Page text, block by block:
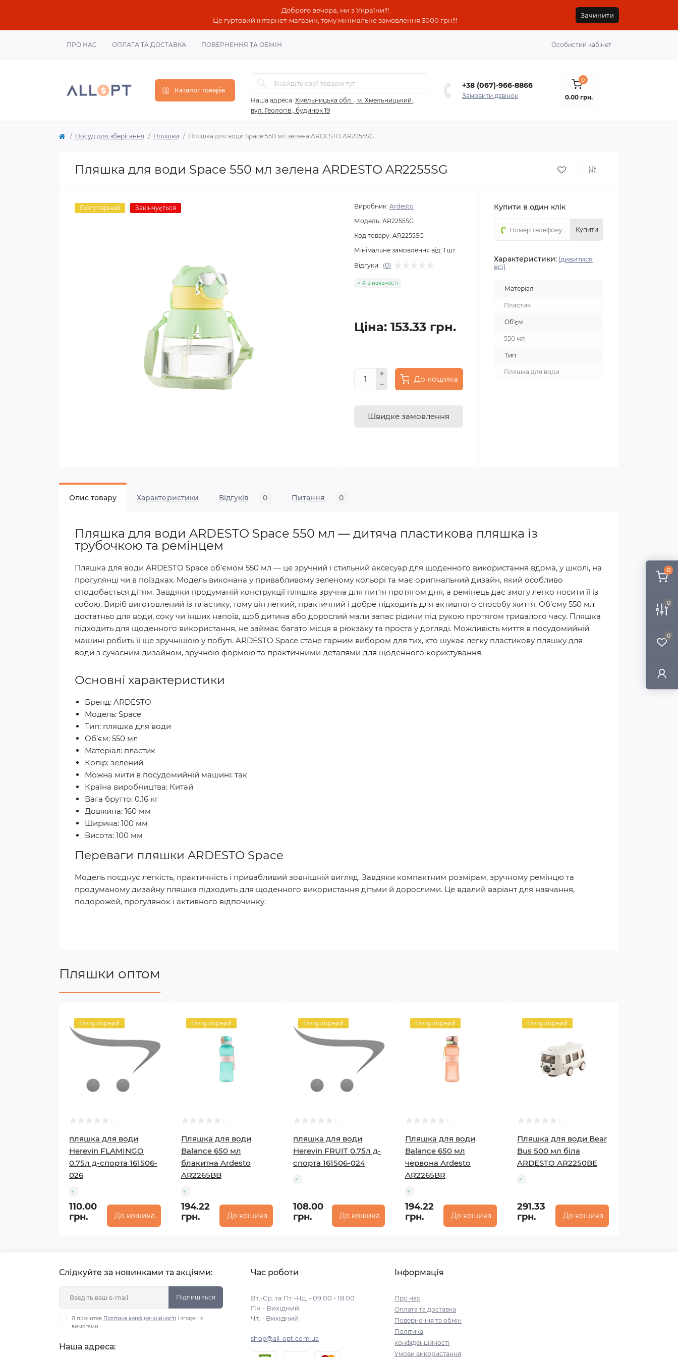
0
0
0
Доброго вечора, ми з України!!!
Це гуртовий інтернет-магазин, тому мінімальне замовлення 3000 грн!!!
Зачинити
ПРО НАС ОПЛАТА ТА ДОСТАВКА ПОВЕРНЕННЯ ТА ОБМІН Особистий кабінет
Каталог товарів
Наша адреса: Хмельницька обл. , м. Хмельницький ,
вул. Геологів , будинок 19
+38 (067)-966-8866
Замовити дзвінок
0
0.00 грн.
Посуд для зберігання Пляшки Пляшка для води Space 550 мл зелена ARDESTO AR2255SG
Пляшка для води Space 550 мл зелена ARDESTO AR2255SG
Популярний Закінчується Виробник: Ardesto
Модель: AR2255SG
Код товару: AR2255SG
Мінімальне замовлення від: 1 шт.
Відгуки: (0)
Є в наявності
Ціна: 153.33 грн.
До кошика
Швидке замовлення
Купити в один клік
Купити
Характеристики: (дивитися
всі)
Матеріал
Пластик
Об'єм
550 мл
Тип
Пляшка для води
Опис товару Характеристики Відгуків 0 Питання 0
Пляшка для води ARDESTO Space 550 мл — дитяча пластикова пляшка із
трубочкою та ремінцем
Пляшка для води ARDESTO Space об’ємом 550 мл — це зручний і стильний аксесуар для щоденного використання вдома, у школі, на
прогулянці чи в поїздках. Модель виконана у привабливому зеленому кольорі та має оригінальний дизайн, який особливо
сподобається дітям. Завдяки продуманій конструкції пляшка зручна для пиття протягом дня, а ремінець дає змогу легко носити її із
собою. Виріб виготовлений із пластику, тому він легкий, практичний і добре підходить для активного способу життя. Об’єму 550 мл
достатньо для води, соку чи інших напоїв, щоб дитина або дорослий мали запас рідини під рукою протягом тривалого часу. Пляшка
підходить для щоденного використання, не займає багато місця в рюкзаку та проста у догляді. Можливість миття в посудомийній
машині робить її ще зручнішою у побуті. ARDESTO Space стане гарним вибором для тих, хто шукає легку пластикову пляшку для
води з сучасним дизайном, зручною формою та практичними деталями для щоденного користування.
Основні характеристики
Бренд: ARDESTO
Модель: Space
Тип: пляшка для води
Об’єм: 550 мл
Матеріал: пластик
Колір: зелений
Можна мити в посудомийній машині: так
Країна виробництва: Китай
Вага брутто: 0.16 кг
Довжина: 160 мм
Ширина: 100 мм
Висота: 100 мм
Переваги пляшки ARDESTO Space
Модель поєднує легкість, практичність і привабливий зовнішній вигляд. Завдяки компактним розмірам, зручному ремінцю та
продуманому дизайну пляшка підходить для щоденного використання дітьми й дорослими. Це вдалий варіант для навчання,
подорожей, прогулянок і активного відпочинку.
Пляшки оптом
Популярний
пляшка для води
Herevin FLAMINGO
0.75л д-спорта 161506-
026
110.00
грн.
До кошика
Популярний
Пляшка для води
Balance 650 мл
блакитна Ardesto
AR2265BB
194.22
грн.
До кошика
Популярний
пляшка для води
Herevin FRUIT 0.75л д-
спорта 161506-024
108.00
грн.
До кошика
Популярний
Пляшка для води
Balance 650 мл
червона Ardesto
AR2265BR
194.22
грн.
До кошика
Популярний
Пляшка для води Bear
Bus 500 мл біла
ARDESTO AR2250BE
291.33
грн.
До кошика
Слідкуйте за новинками та акціями:
Підпишіться
Я прочитав Політика конфіденційності і згоден з
вимогами
Наша адреса:
Час роботи
Вт.-Ср. та Пт.-Нд. - 09:00 - 18:00
Пн - Вихідний
Чт. - Вихідний
shop@all-opt.com.ua
Інформація
Про нас
Оплата та доставка
Повернення та обмін
Політика
конфіденційності
Умови використання